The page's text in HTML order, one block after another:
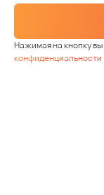
Нажимая на кнопку
конфиденциальности